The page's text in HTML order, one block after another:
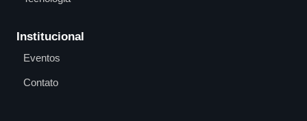
Institucional
Eventos
Contato